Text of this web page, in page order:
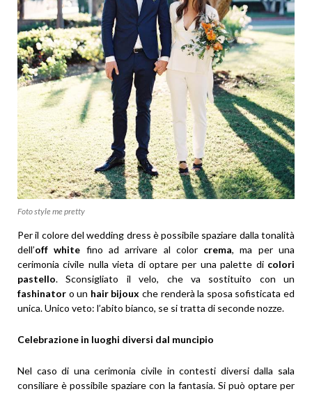
Foto style me pretty
Per il colore del wedding dress è possibile spaziare dalla tonalità
dell’off white fino ad arrivare al color crema, ma per una
cerimonia civile nulla vieta di optare per una palette di colori
pastello. Sconsigliato il velo, che va sostituito con un
fashinator o un hair bijoux che renderà la sposa sofisticata ed
unica. Unico veto: l’abito bianco, se si tratta di seconde nozze.
Celebrazione in luoghi diversi dal muncipio
Nel caso di una cerimonia civile in contesti diversi dalla sala
consiliare è possibile spaziare con la fantasia. Si può optare per